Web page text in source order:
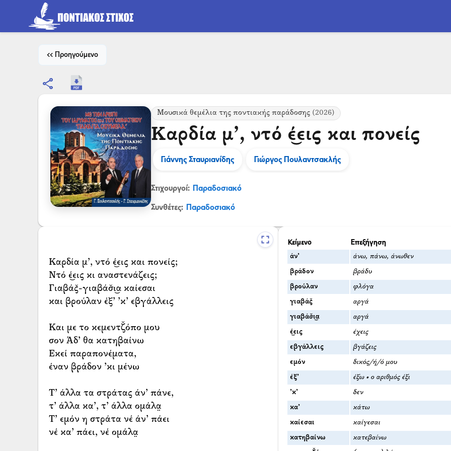
<< Προηγούμενο
share
Μουσικά θεμέλια της ποντιακής παράδοσης (2026)
Καρδία μ’, ντό έ͜εις και πονείς
Γιάννης Σταυριανίδης Γιώργος Πουλαντσακλής
Στιχουργοί: Παραδοσιακό
Συνθέτες: Παραδοσιακό
Καρδία μ’, ντό έ͜εις και πονείς;
Ντό έ͜εις κι αναστενάζεις;
Γιαβάς̌-γιαβάσ̌ι͜α καίεσαι
και βρούλαν έξ’ ’κ’ εβγάλλεις
Και με το κεμεντζ̌όπο μου
σον Άδ’ θα κατηβαίνω
Εκεί παραπονέματα,
έναν βράδον ’κι μένω
Τ’ άλλα τα στράτας άν’ πάνε,
τ’ άλλα κα’, τ’ άλλα ομάλα̤
Τ’ εμόν η στράτα νέ άν’ πάει
νέ κα’ πάει, νέ ομάλα̤
Κείμενο Επεξήγηση
άν’ άνω, πάνω, άνωθεν
βράδον βράδυ
βρούλαν φλόγα
γιαβάς̌ αργά
γιαβάσ̌ι͜α αργά
έ͜εις έχεις
εβγάλλεις βγάζεις
εμόν δικός/ή/ό μου
έξ’ έξω • ο αριθμός έξι
’κ’ δεν
κα’ κάτω
καίεσαι καίγεσαι
κατηβαίνω κατεβαίνω